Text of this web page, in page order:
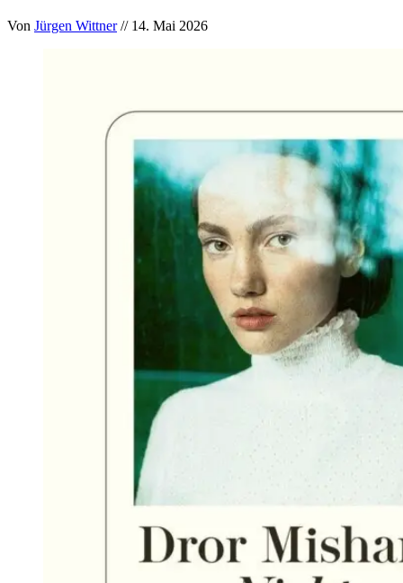
Von Jürgen Wittner// 14. Mai 2026